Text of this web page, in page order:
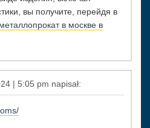
вы получите, перейдя в
в москве в
| 5:05 pm napisał: